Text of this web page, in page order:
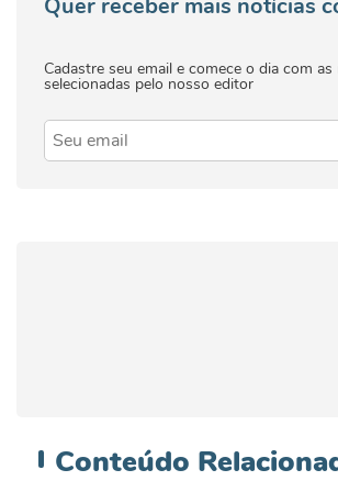
Quer receber mais notícias
Cadastre seu email e comece o dia com as
selecionadas pelo nosso editor
Conteúdo